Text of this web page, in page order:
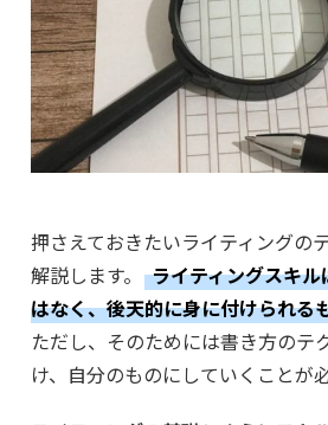
押さえておきたいライティングの
解説します。
ライティングスキ
はなく、後天的に身に付けられる
ただし、そのためには書き方のテ
け、自分のものにしていくことが